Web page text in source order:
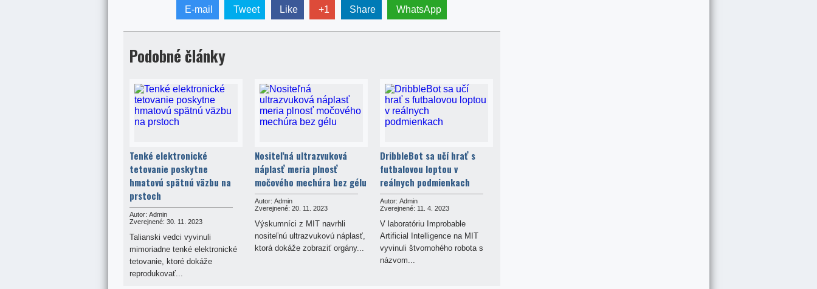
E-mail Tweet Like +1 Share WhatsApp
Podobné články
Tenké elektronické
tetovanie poskytne
hmatovú spätnú väzbu na
prstoch
Autor: Admin
Zverejnené: 30. 11. 2023
Talianski vedci vyvinuli
mimoriadne tenké elektronické
tetovanie, ktoré dokáže
reprodukovať...
Nositeľná ultrazvuková
náplasť meria plnosť
močového mechúra bez gélu
Autor: Admin
Zverejnené: 20. 11. 2023
Výskumníci z MIT navrhli
nositeľnú ultrazvukovú náplasť,
ktorá dokáže zobraziť orgány...
DribbleBot sa učí hrať s
futbalovou loptou v
reálnych podmienkach
Autor: Admin
Zverejnené: 11. 4. 2023
V laboratóriu Improbable
Artificial Intelligence na MIT
vyvinuli štvornohého robota s
názvom...